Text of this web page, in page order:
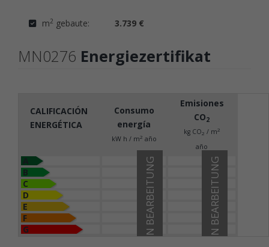
m2 gebaute: 3.739 €
MN0276 Energiezertifikat
CALIFICACIÓN
ENERGÉTICA
Consumo
energía
kW h / m2 año
Emisiones
CO2
kg CO2 / m2
año
B
C
D
E
F
G
IN BEARBEITUNG
IN BEARBEITUNG